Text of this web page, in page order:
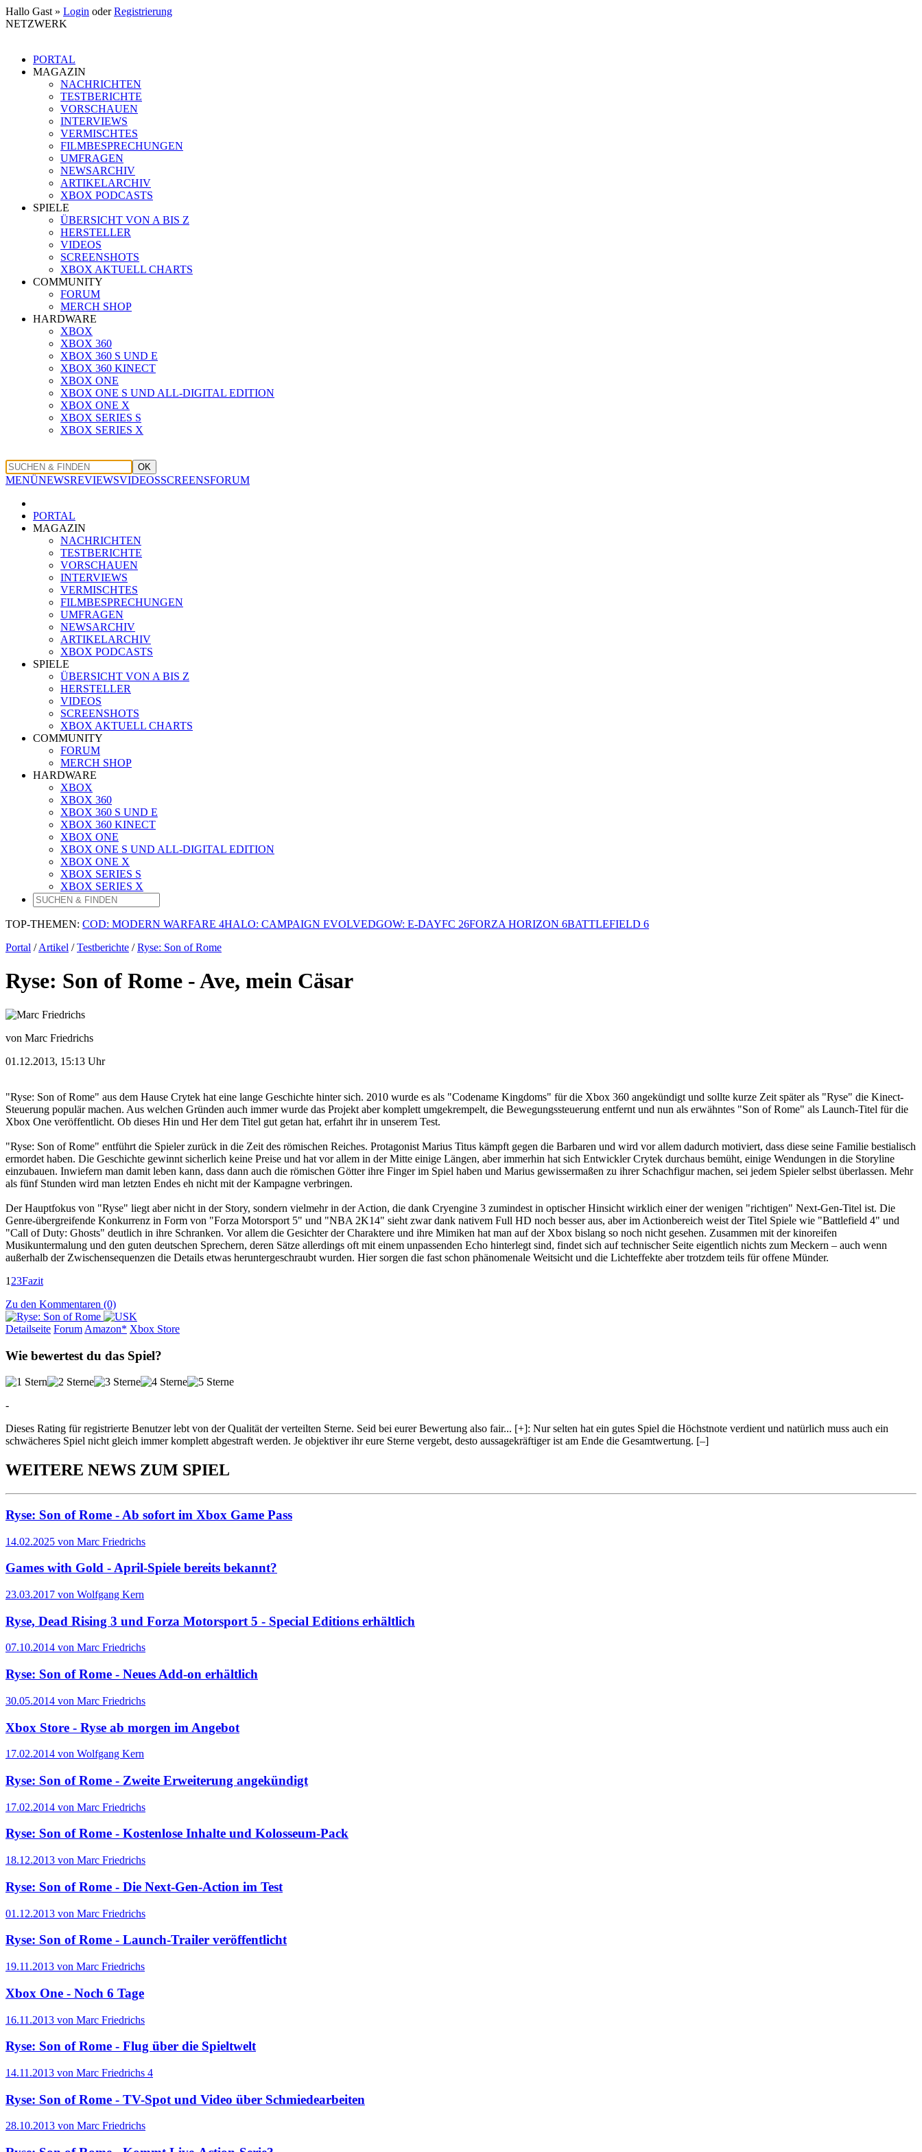
Hallo Gast » Login oderRegistrierung
NETZWERK
PORTAL
MAGAZIN
NACHRICHTEN
TESTBERICHTE
VORSCHAUEN
INTERVIEWS
VERMISCHTES
FILMBESPRECHUNGEN
UMFRAGEN
NEWSARCHIV
ARTIKELARCHIV
XBOX PODCASTS
SPIELE
ÜBERSICHT VON A BIS Z
HERSTELLER
VIDEOS
SCREENSHOTS
XBOX AKTUELL CHARTS
COMMUNITY
FORUM
MERCH SHOP
HARDWARE
XBOX
XBOX 360
XBOX 360 S UND E
XBOX 360 KINECT
XBOX ONE
XBOX ONE S UND ALL-DIGITAL EDITION
XBOX ONE X
XBOX SERIES S
XBOX SERIES X
OK
MENÜNEWSREVIEWSVIDEOSSCREENSFORUM
PORTAL
MAGAZIN
NACHRICHTEN
TESTBERICHTE
VORSCHAUEN
INTERVIEWS
VERMISCHTES
FILMBESPRECHUNGEN
UMFRAGEN
NEWSARCHIV
ARTIKELARCHIV
XBOX PODCASTS
SPIELE
ÜBERSICHT VON A BIS Z
HERSTELLER
VIDEOS
SCREENSHOTS
XBOX AKTUELL CHARTS
COMMUNITY
FORUM
MERCH SHOP
HARDWARE
XBOX
XBOX 360
XBOX 360 S UND E
XBOX 360 KINECT
XBOX ONE
XBOX ONE S UND ALL-DIGITAL EDITION
XBOX ONE X
XBOX SERIES S
XBOX SERIES X
TOP-THEMEN: COD: MODERN WARFARE 4HALO: CAMPAIGN EVOLVEDGOW: E-DAYFC 26FORZA HORIZON 6BATTLEFIELD 6
Portal /Artikel /Testberichte /Ryse: Son of Rome
Ryse: Son of Rome - Ave, mein Cäsar
von Marc Friedrichs
01.12.2013, 15:13 Uhr
"Ryse: Son of Rome" aus dem Hause Crytek hat eine lange Geschichte hinter sich. 2010 wurde es als "Codename Kingdoms" für die Xbox 360 angekündigt und sollte kurze Zeit später als "Ryse" die Kinect-
Steuerung populär machen. Aus welchen Gründen auch immer wurde das Projekt aber komplett umgekrempelt, die Bewegungssteuerung entfernt und nun als erwähntes "Son of Rome" als Launch-Titel für die
Xbox One veröffentlicht. Ob dieses Hin und Her dem Titel gut getan hat, erfahrt ihr in unserem Test.
"Ryse: Son of Rome" entführt die Spieler zurück in die Zeit des römischen Reiches. Protagonist Marius Titus kämpft gegen die Barbaren und wird vor allem dadurch motiviert, dass diese seine Familie bestialisch
ermordet haben. Die Geschichte gewinnt sicherlich keine Preise und hat vor allem in der Mitte einige Längen, aber immerhin hat sich Entwickler Crytek durchaus bemüht, einige Wendungen in die Storyline
einzubauen. Inwiefern man damit leben kann, dass dann auch die römischen Götter ihre Finger im Spiel haben und Marius gewissermaßen zu ihrer Schachfigur machen, sei jedem Spieler selbst überlassen. Mehr
als fünf Stunden wird man letzten Endes eh nicht mit der Kampagne verbringen.
Der Hauptfokus von "Ryse" liegt aber nicht in der Story, sondern vielmehr in der Action, die dank Cryengine 3 zumindest in optischer Hinsicht wirklich einer der wenigen "richtigen" Next-Gen-Titel ist. Die
Genre-übergreifende Konkurrenz in Form von "Forza Motorsport 5" und "NBA 2K14" sieht zwar dank nativem Full HD noch besser aus, aber im Actionbereich weist der Titel Spiele wie "Battlefield 4" und
"Call of Duty: Ghosts" deutlich in ihre Schranken. Vor allem die Gesichter der Charaktere und ihre Mimiken hat man auf der Xbox bislang so noch nicht gesehen. Zusammen mit der kinoreifen
Musikuntermalung und den guten deutschen Sprechern, deren Sätze allerdings oft mit einem unpassenden Echo hinterlegt sind, findet sich auf technischer Seite eigentlich nichts zum Meckern – auch wenn
außerhalb der Zwischensequenzen die Details etwas heruntergeschraubt wurden. Hier sorgen die fast schon phänomenale Weitsicht und die Lichteffekte aber trotzdem teils für offene Münder.
1 23Fazit
Zu den Kommentaren (0)
Detailseite Forum Amazon* Xbox Store
Wie bewertest du das Spiel?
-
Dieses Rating für registrierte Benutzer lebt von der Qualität der verteilten Sterne. Seid bei eurer Bewertung also fair... [+]: Nur selten hat ein gutes Spiel die Höchstnote verdient und natürlich muss auch ein
schwächeres Spiel nicht gleich immer komplett abgestraft werden. Je objektiver ihr eure Sterne vergebt, desto aussagekräftiger ist am Ende die Gesamtwertung. [–]
WEITERE NEWS ZUM SPIEL
Ryse: Son of Rome - Ab sofort im Xbox Game Pass
14.02.2025 von Marc Friedrichs
Games with Gold - April-Spiele bereits bekannt?
23.03.2017 von Wolfgang Kern
Ryse, Dead Rising 3 und Forza Motorsport 5 - Special Editions erhältlich
07.10.2014 von Marc Friedrichs
Ryse: Son of Rome - Neues Add-on erhältlich
30.05.2014 von Marc Friedrichs
Xbox Store - Ryse ab morgen im Angebot
17.02.2014 von Wolfgang Kern
Ryse: Son of Rome - Zweite Erweiterung angekündigt
17.02.2014 von Marc Friedrichs
Ryse: Son of Rome - Kostenlose Inhalte und Kolosseum-Pack
18.12.2013 von Marc Friedrichs
Ryse: Son of Rome - Die Next-Gen-Action im Test
01.12.2013 von Marc Friedrichs
Ryse: Son of Rome - Launch-Trailer veröffentlicht
19.11.2013 von Marc Friedrichs
Xbox One - Noch 6 Tage
16.11.2013 von Marc Friedrichs
Ryse: Son of Rome - Flug über die Spieltwelt
14.11.2013 von Marc Friedrichs 4
Ryse: Son of Rome - TV-Spot und Video über Schmiedearbeiten
28.10.2013 von Marc Friedrichs